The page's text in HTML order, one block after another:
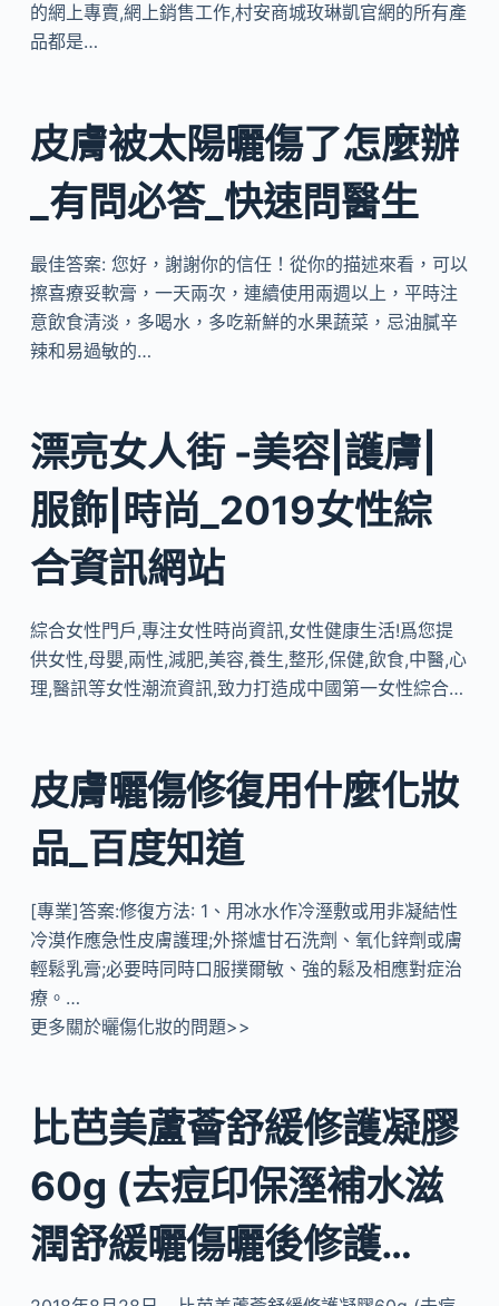
的網上專賣,網上銷售工作,村安商城玫琳凱官網的所有產
品都是…
皮膚被太陽曬傷了怎麼辦
_有問必答_快速問醫生
最佳答案: 您好，謝謝你的信任！從你的描述來看，可以
擦喜療妥軟膏，一天兩次，連續使用兩週以上，平時注
意飲食清淡，多喝水，多吃新鮮的水果蔬菜，忌油膩辛
辣和易過敏的…
漂亮女人街 -美容|護膚|
服飾|時尚_2019女性綜
合資訊網站
綜合女性門戶,專注女性時尚資訊,女性健康生活!爲您提
供女性,母嬰,兩性,減肥,美容,養生,整形,保健,飲食,中醫,心
理,醫訊等女性潮流資訊,致力打造成中國第一女性綜合…
皮膚曬傷修復用什麼化妝
品_百度知道
[專業]答案:修復方法: 1、用冰水作冷溼敷或用非凝結性
冷漠作應急性皮膚護理;外搽爐甘石洗劑、氧化鋅劑或膚
輕鬆乳膏;必要時同時口服撲爾敏、強的鬆及相應對症治
療。…
更多關於曬傷化妝的問題>>
比芭美蘆薈舒緩修護凝膠
60g (去痘印保溼補水滋
潤舒緩曬傷曬後修護…